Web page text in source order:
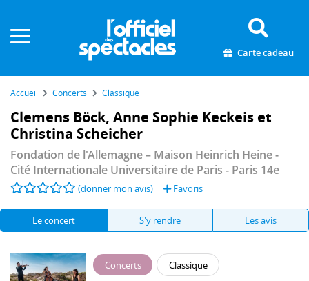
Carte cadeau
Accueil Concerts Classique
Clemens Böck, Anne Sophie Keckeis et
Christina Scheicher
Fondation de l'Allemagne – Maison Heinrich Heine -
Cité Internationale Universitaire de Paris - Paris 14e
(donner mon avis) Favoris
Le concert S'y rendre Les avis
Concerts Classique